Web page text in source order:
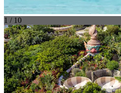
1 / 10